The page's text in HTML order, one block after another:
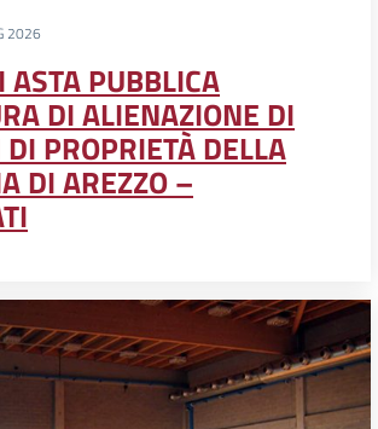
2026
ASTA PUBBLICA
DI ALIENAZIONE DI
PROPRIETÀ DELLA
DI AREZZO –